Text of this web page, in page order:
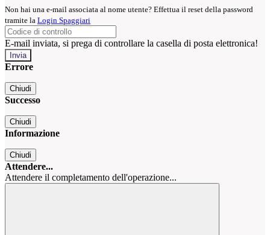
Non hai una e-mail associata al nome utente? Effettua il reset della password
tramite la Login Spaggiari
E-mail inviata, si prega di controllare la casella di posta elettronica!
Errore
Chiudi
Successo
Chiudi
Informazione
Chiudi
Attendere...
Attendere il completamento dell'operazione...